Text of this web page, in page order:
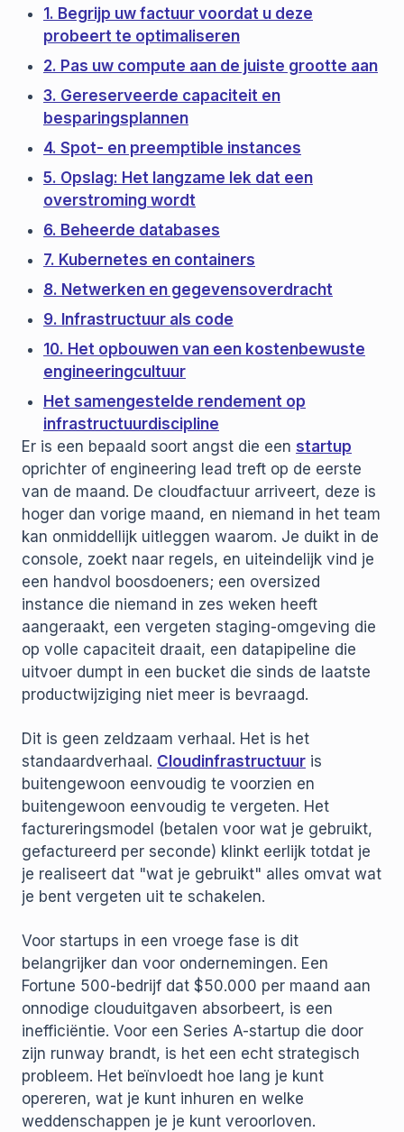
1. Begrijp uw factuur voordat u deze
probeert te optimaliseren
2. Pas uw compute aan de juiste grootte aan
3. Gereserveerde capaciteit en
besparingsplannen
4. Spot- en preemptible instances
5. Opslag: Het langzame lek dat een
overstroming wordt
6. Beheerde databases
7. Kubernetes en containers
8. Netwerken en gegevensoverdracht
9. Infrastructuur als code
10. Het opbouwen van een kostenbewuste
engineeringcultuur
Het samengestelde rendement op
infrastructuurdiscipline
Er is een bepaald soort angst die een startup
oprichter of engineering lead treft op de eerste
van de maand. De cloudfactuur arriveert, deze is
hoger dan vorige maand, en niemand in het team
kan onmiddellijk uitleggen waarom. Je duikt in de
console, zoekt naar regels, en uiteindelijk vind je
een handvol boosdoeners; een oversized
instance die niemand in zes weken heeft
aangeraakt, een vergeten staging-omgeving die
op volle capaciteit draait, een datapipeline die
uitvoer dumpt in een bucket die sinds de laatste
productwijziging niet meer is bevraagd.
Dit is geen zeldzaam verhaal. Het is het
standaardverhaal. Cloudinfrastructuur is
buitengewoon eenvoudig te voorzien en
buitengewoon eenvoudig te vergeten. Het
factureringsmodel (betalen voor wat je gebruikt,
gefactureerd per seconde) klinkt eerlijk totdat je
je realiseert dat "wat je gebruikt" alles omvat wat
je bent vergeten uit te schakelen.
Voor startups in een vroege fase is dit
belangrijker dan voor ondernemingen. Een
Fortune 500-bedrijf dat $50.000 per maand aan
onnodige clouduitgaven absorbeert, is een
inefficiëntie. Voor een Series A-startup die door
zijn runway brandt, is het een echt strategisch
probleem. Het beïnvloedt hoe lang je kunt
opereren, wat je kunt inhuren en welke
weddenschappen je je kunt veroorloven.